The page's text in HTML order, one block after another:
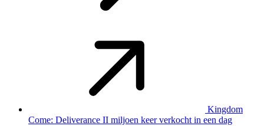
Kingdom
Come: Deliverance II miljoen keer verkocht in een dag